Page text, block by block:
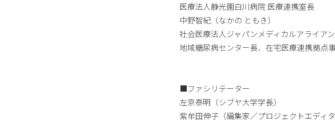
医療法人静光園白川病院 医療連携室長
中野智紀（なかの ともき）
社会医療法人ジャパンメディカルアライア
地域糖尿病センター長、在宅医療連携拠点
■ファシリテーター
左京泰明（シブヤ大学学長）
紫牟田伸子（編集家／プロジェクトエディ